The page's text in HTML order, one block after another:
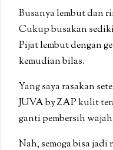
Busanya lembut dan
Cukup busakan
Pijat lembut dengan
kemudian bilas.
Yang saya rasakan
JUVA by ZAP kulit
ganti pembersih
Nah, semoga bisa jadi